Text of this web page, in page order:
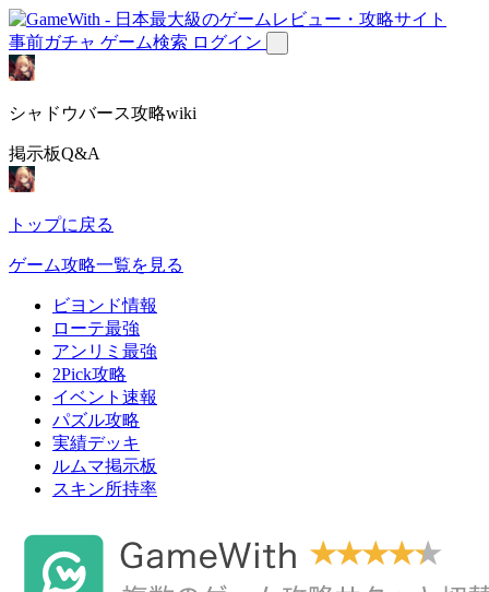
事前ガチャ ゲーム検索 ログイン
シャドウバース攻略wiki
掲示板Q&A
トップに戻る
ゲーム攻略一覧を見る
ビヨンド情報
ローテ最強
アンリミ最強
2Pick攻略
イベント速報
パズル攻略
実績デッキ
ルムマ掲示板
スキン所持率